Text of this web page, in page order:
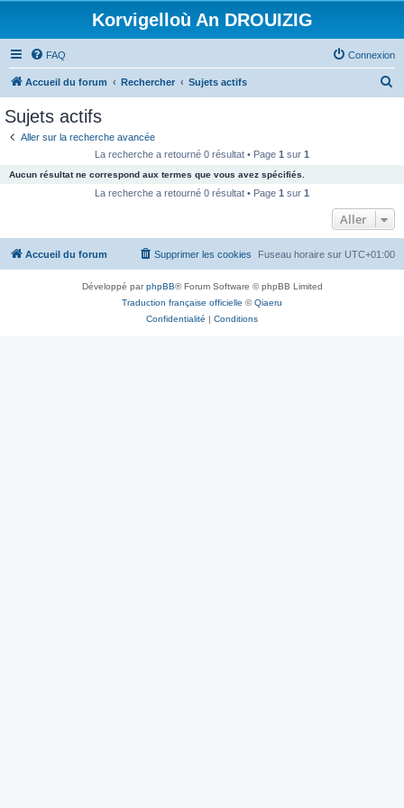
Korvigelloù An DROUIZIG
FAQ Connexion
Accueil du forum Rechercher Sujets actifs
c
e
Sujets actifs
Aller sur la recherche avancée
La recherche a retourné 0 résultat • Page 1 sur 1
Aucun résultat ne correspond aux termes que vous avez spécifiés.
La recherche a retourné 0 résultat • Page 1 sur 1
Aller
Accueil du forum Fuseau horaire sur UTC+01:00
Supprimer les cookies
Développé parphpBB® Forum Software © phpBB Limited
Traduction française officielle ©Qiaeru
Confidentialité | Conditions